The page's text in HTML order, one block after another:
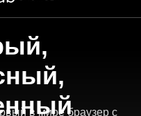
в мире браузер с